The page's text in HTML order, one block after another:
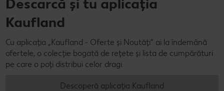
Kaufland
Cu aplicația „Kaufland - Oferte și Noutăți” ai la îndemână
ofertele, o colecție bogată de rețete și lista de cumpărături
pe care o poți distribui celor dragi.
Descoperă aplicația Kaufland